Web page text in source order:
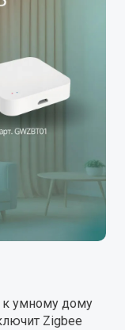
к умному дому
Zigbee